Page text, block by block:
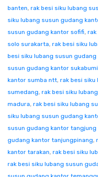
banten, rak besi siku lubang
siku lubang susun gudang
susun gudang kantor sofifi, rak
solo surakarta, rak besi siku
besi siku lubang susun
susun gudang kantor sukabumi
kantor sumba ntt, rak besi siku
sumedang, rak besi siku
madura, rak besi siku lubang
siku lubang susun gudang
susun gudang kantor tangjung
gudang kantor tanjungpinang,
kantor tarakan, rak besi siku
rak besi siku lubang susun